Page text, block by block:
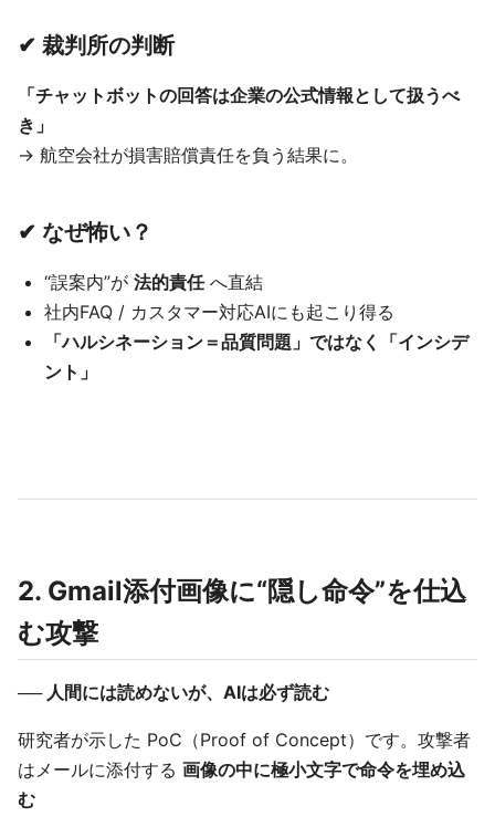
✔ 裁判所の判断
「チャットボットの回答は企業の公式情報として扱うべ
き」
→ 航空会社が損害賠償責任を負う結果に。
✔ なぜ怖い？
“誤案内”が 法的責任へ直結
社内FAQ / カスタマー対応AIにも起こり得る
「ハルシネーション＝品質問題」ではなく「インシデ
ント」
2. Gmail添付画像に“隠し命令”を仕込
む攻撃
── 人間には読めないが、AIは必ず読む
研究者が示した PoC（Proof of Concept）です。攻撃者
はメールに添付する 画像の中に極小文字で命令を埋め込
む